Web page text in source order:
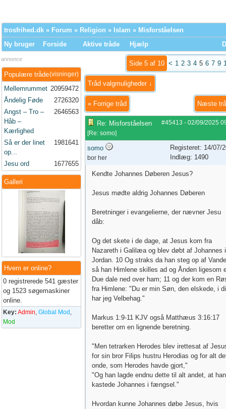
trosfrihed.dk » Forum » Religion » Islam » Misforståelsen
Ny bruger
Forside Aktive tråde Hjælp
annonce
(visninger)
Populære tråde
Mellemrummet 20959472
Åndelig Føde
2726320
Angst – Tro –
Håb –
Kærlighed
2646563
Så er der linet
op...
1981641
Jesu ord 1677655
Galleri
Hvem er online?
0 registrerede 541 gæster
og 1523 søgemaskiner
online.
Key: Admin, Global Mod ,
Mod
Side 5 af 10 < 1 2 3 4 5 6 7 9
Tråd valgmuligheder ↓
« Forrige tråd Næste
#45413 - 02/09/2025
Re: Misforståelsen
[Re: somo]
somo
bor her
Registeret: 14/07/
Indlæg: 1490
Kendte Johannes Døberen Jesus?
Jesus mødte aldrig Johannes Døberen
Beretninger i evangelierne, der nævner Jesu
dåb:
Og det skete i de dage, at Jesus kom fra
Nazareth i Galilæa og blev døbt af Johannes i
Jordan. 10 Og straks da han steg op af
så han Himlene skilles ad og Ånden ligesom
Due dale ned over ham; 11 og der kom en
fra Himlene: "Du er min Søn, den elskede, i
har jeg Velbehag."
Markus 1:9-11 KJV også Matthæus 3:16:17
beretter om en lignende beretning.
"Men tetrarken Herodes blev irettesat af
for sin bror Filips hustru Herodias og for alt
onde, som Herodes havde gjort,"
"Og han lagde endnu dette til alt andet, at han
kastede Johannes i fængsel."
Hvordan kunne Johannes døbe Jesus, hvis